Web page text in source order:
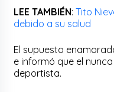
LEE TAMBIÉN:Tito
debido a su salud
El supuesto
e informó que el
deportista.